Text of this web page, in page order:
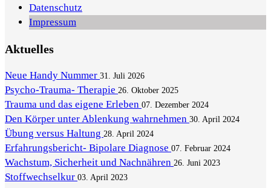
Datenschutz
Impressum
Aktuelles
Neue Handy Nummer 31. Juli 2026
Psycho-Trauma- Therapie 26. Oktober 2025
Trauma und das eigene Erleben 07. Dezember 2024
Den Körper unter Ablenkung wahrnehmen 30. April 2024
Übung versus Haltung 28. April 2024
Erfahrungsbericht- Bipolare Diagnose 07. Februar 2024
Wachstum, Sicherheit und Nachnähren 26. Juni 2023
Stoffwechselkur 03. April 2023